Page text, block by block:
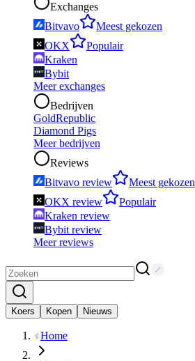
Exchanges
Bitvavo
Meest gekozen
OKX
Populair
Kraken
Bybit
Meer exchanges
Bedrijven
GoldRepublic
Diamond Pigs
Meer bedrijven
Reviews
Bitvavo review
Meest gekozen
OKX review
Populair
Kraken review
Bybit review
Meer reviews
Koers Kopen Nieuws
Home